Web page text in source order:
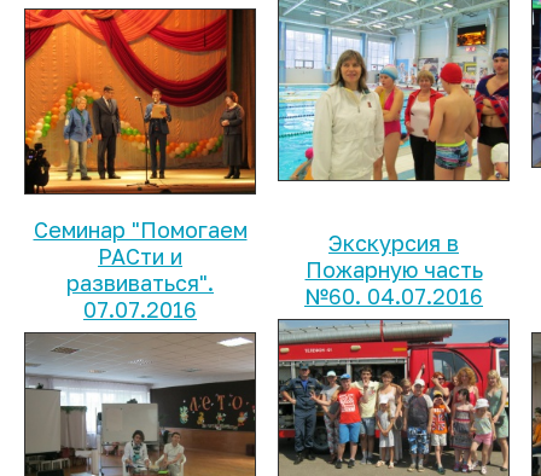
Семинар "Помогаем
РАСти и
развиваться".
07.07.2016
Экскурсия в
Пожарную часть
№60. 04.07.2016